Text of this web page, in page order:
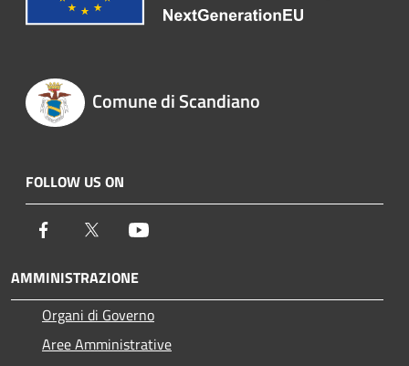
Comune di Scandiano
FOLLOW US ON
Facebook Twitter
AMMINISTRAZIONE
Organi di Governo
Aree Amministrative